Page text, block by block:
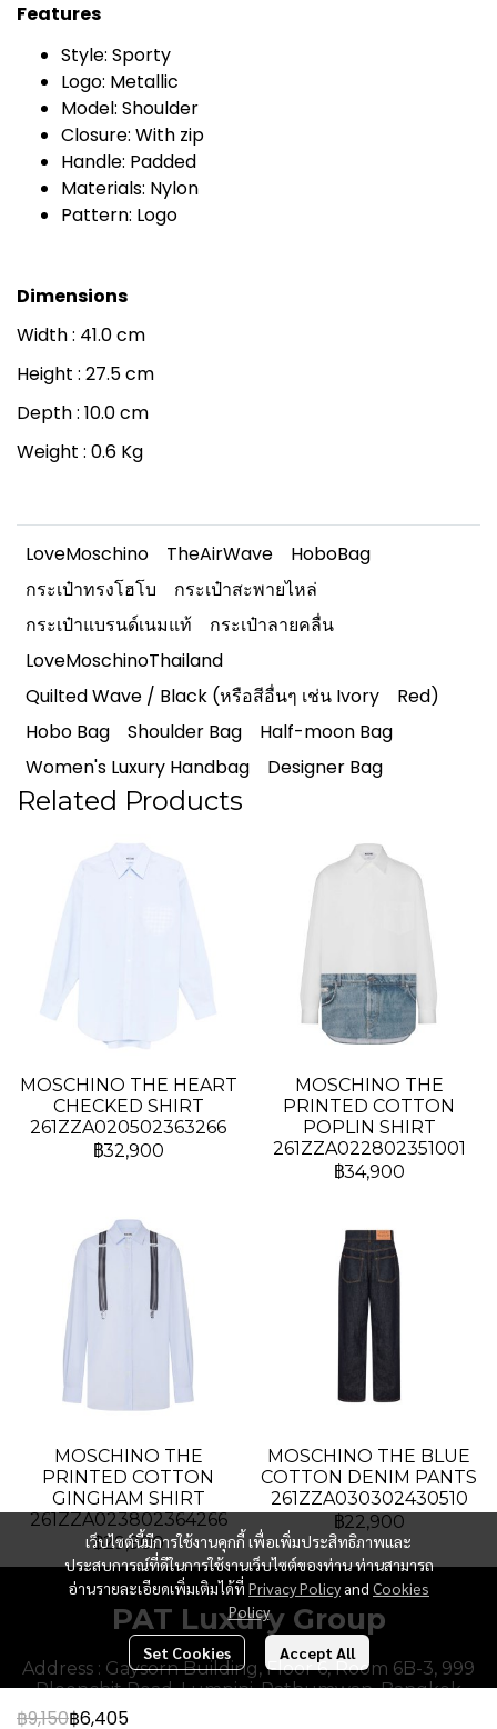
Features
Style: Sporty
Logo: Metallic
Model: Shoulder
Closure: With zip
Handle: Padded
Materials: Nylon
Pattern: Logo
Dimensions
Width : 41.0 cm
Height : 27.5 cm
Depth : 10.0 cm
Weight : 0.6 Kg
LoveMoschino TheAirWave
HoboBag
กระเป๋าทรงโฮโบ
กระเป๋าสะพายไหล่
กระเป๋าแบรนด์เนมแท้
กระเป๋าลายคลื่น
LoveMoschinoThailand
Quilted Wave / Black (หรือสีอื่นๆ เช่น Ivory
Red)
Hobo Bag
Shoulder Bag
Half-moon Bag
Women's Luxury Handbag
Designer Bag
Related Products
MOSCHINO THE HEART
CHECKED SHIRT
261ZZA020502363266
฿32,900
MOSCHINO THE
PRINTED COTTON
POPLIN SHIRT
261ZZA022802351001
฿34,900
MOSCHINO THE
PRINTED COTTON
GINGHAM SHIRT
261ZZA023802364266
฿29,900
MOSCHINO THE BLUE
COTTON DENIM PANTS
261ZZA030302430510
฿22,900
฿9,150฿6,405
เว็บไซต์นี้มีการใช้งานคุกกี้ เพื่อเพิ่มประสิทธิภาพและ
ประสบการณ์ที่ดีในการใช้งานเว็บไซต์ของท่าน ท่านสามารถ
อ่านรายละเอียดเพิ่มเติมได้ที่ Privacy Policy and Cookies
Policy
Set Cookies Accept All
PAT Luxury Group
Address : Gaysorn Building, Floor 6, Room 6B-3, 999
Ploenchit Road, Lumpini, Pathumwan, Bangkok